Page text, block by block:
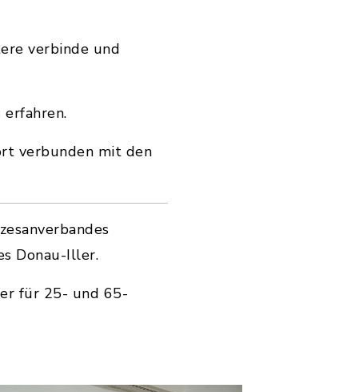
verbinde und
verbunden mit den
Donau-Iller.
für 25- und 65-